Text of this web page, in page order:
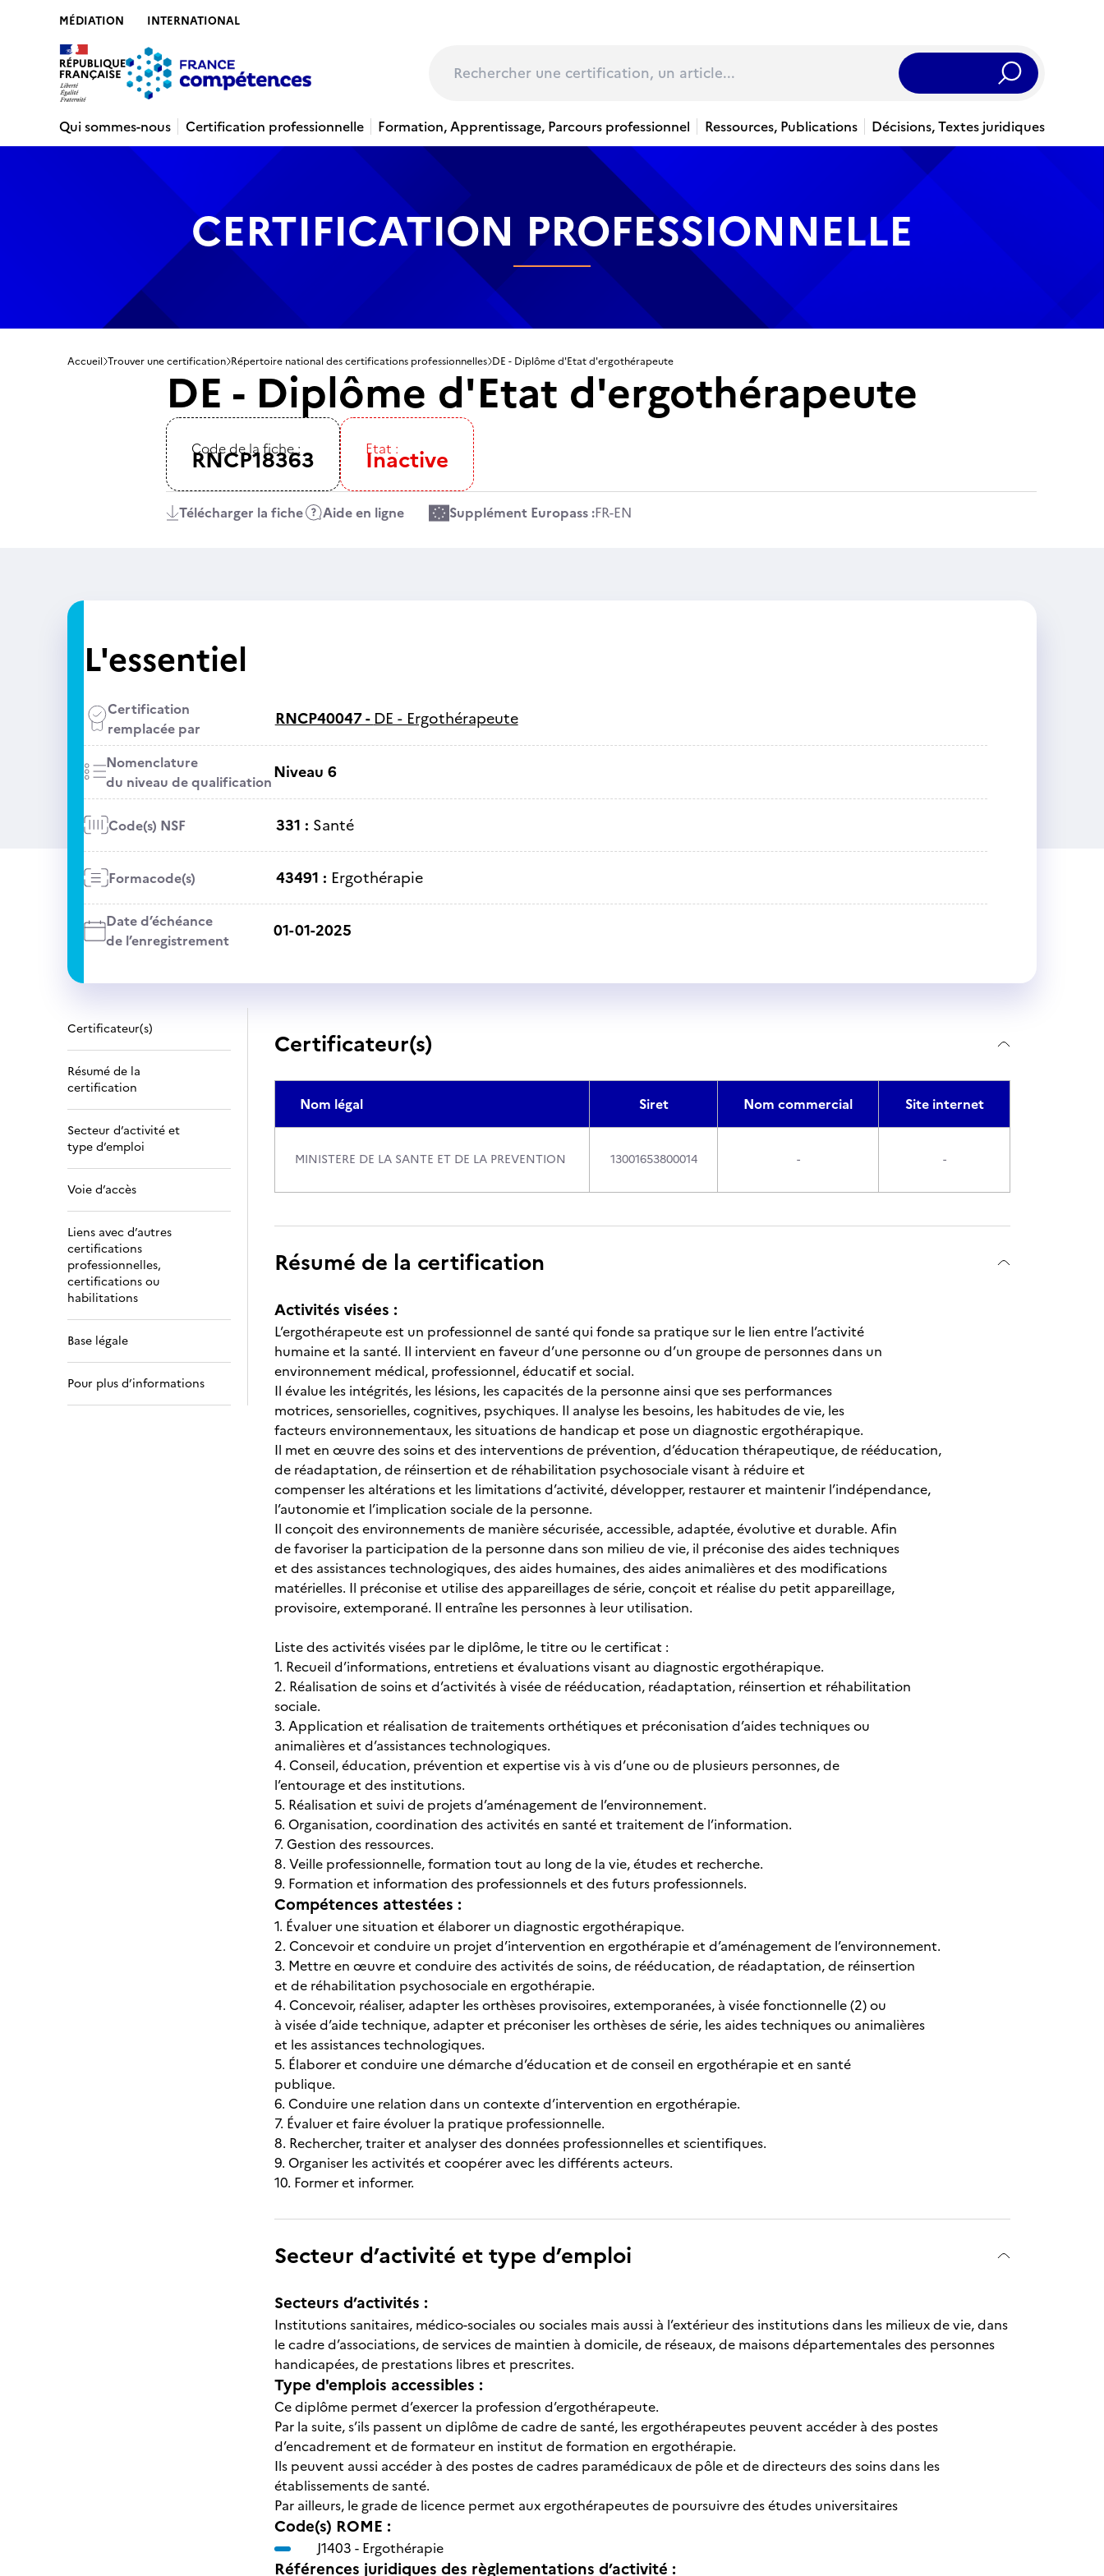
MÉDIATION INTERNATIONAL
Rechercher
Qui sommes-nous
Certification professionnelle Formation, Apprentissage, Parcours professionnel Ressources, Publications Décisions, Textes juridiques
CERTIFICATION PROFESSIONNELLE
Accueil Trouver une certification Répertoire national des certifications professionnelles DE - Diplôme d'Etat d'ergothérapeute
DE - Diplôme d'Etat d'ergothérapeute
Code de la fiche :
RNCP18363 Etat :
Inactive
Télécharger la fiche Aide en ligne Supplément Europass :FR-EN
L'essentiel
Certification
remplacée par
RNCP40047 - DE - Ergothérapeute
Nomenclature
du niveau de qualificationNiveau 6
Code(s) NSF 331 : Santé
Formacode(s) 43491 : Ergothérapie
Date d’échéance
de l’enregistrement
01-01-2025
Certificateur(s)
Résumé de la
certification
Secteur d’activité et
type d’emploi
Voie d’accès
Liens avec d’autres
certifications
professionnelles,
certifications ou
habilitations
Base légale
Pour plus d’informations
Certificateur(s)
Nom légal Siret Nom commercial Site internet
MINISTERE DE LA SANTE ET DE LA PREVENTION 13001653800014 - -
Résumé de la certification
Activités visées :
L’ergothérapeute est un professionnel de santé qui fonde sa pratique sur le lien entre l’activité
humaine et la santé. Il intervient en faveur d’une personne ou d’un groupe de personnes dans un
environnement médical, professionnel, éducatif et social.
Il évalue les intégrités, les lésions, les capacités de la personne ainsi que ses performances
motrices, sensorielles, cognitives, psychiques. Il analyse les besoins, les habitudes de vie, les
facteurs environnementaux, les situations de handicap et pose un diagnostic ergothérapique.
Il met en œuvre des soins et des interventions de prévention, d’éducation thérapeutique, de rééducation,
de réadaptation, de réinsertion et de réhabilitation psychosociale visant à réduire et
compenser les altérations et les limitations d’activité, développer, restaurer et maintenir l’indépendance,
l’autonomie et l’implication sociale de la personne.
Il conçoit des environnements de manière sécurisée, accessible, adaptée, évolutive et durable. Afin
de favoriser la participation de la personne dans son milieu de vie, il préconise des aides techniques
et des assistances technologiques, des aides humaines, des aides animalières et des modifications
matérielles. Il préconise et utilise des appareillages de série, conçoit et réalise du petit appareillage,
provisoire, extemporané. Il entraîne les personnes à leur utilisation.
Liste des activités visées par le diplôme, le titre ou le certificat :
1. Recueil d’informations, entretiens et évaluations visant au diagnostic ergothérapique.
2. Réalisation de soins et d’activités à visée de rééducation, réadaptation, réinsertion et réhabilitation
sociale.
3. Application et réalisation de traitements orthétiques et préconisation d’aides techniques ou
animalières et d’assistances technologiques.
4. Conseil, éducation, prévention et expertise vis à vis d’une ou de plusieurs personnes, de
l’entourage et des institutions.
5. Réalisation et suivi de projets d’aménagement de l’environnement.
6. Organisation, coordination des activités en santé et traitement de l’information.
7. Gestion des ressources.
8. Veille professionnelle, formation tout au long de la vie, études et recherche.
9. Formation et information des professionnels et des futurs professionnels.
Compétences attestées :
1. Évaluer une situation et élaborer un diagnostic ergothérapique.
2. Concevoir et conduire un projet d’intervention en ergothérapie et d’aménagement de l’environnement.
3. Mettre en œuvre et conduire des activités de soins, de rééducation, de réadaptation, de réinsertion
et de réhabilitation psychosociale en ergothérapie.
4. Concevoir, réaliser, adapter les orthèses provisoires, extemporanées, à visée fonctionnelle (2) ou
à visée d’aide technique, adapter et préconiser les orthèses de série, les aides techniques ou animalières
et les assistances technologiques.
5. Élaborer et conduire une démarche d’éducation et de conseil en ergothérapie et en santé
publique.
6. Conduire une relation dans un contexte d’intervention en ergothérapie.
7. Évaluer et faire évoluer la pratique professionnelle.
8. Rechercher, traiter et analyser des données professionnelles et scientifiques.
9. Organiser les activités et coopérer avec les différents acteurs.
10. Former et informer.
Secteur d’activité et type d’emploi
Secteurs d’activités :
Institutions sanitaires, médico-sociales ou sociales mais aussi à l’extérieur des institutions dans les milieux de vie, dans
le cadre d’associations, de services de maintien à domicile, de réseaux, de maisons départementales des personnes
handicapées, de prestations libres et prescrites.
Type d'emplois accessibles :
Ce diplôme permet d’exercer la profession d’ergothérapeute.
Par la suite, s’ils passent un diplôme de cadre de santé, les ergothérapeutes peuvent accéder à des postes
d’encadrement et de formateur en institut de formation en ergothérapie.
Ils peuvent aussi accéder à des postes de cadres paramédicaux de pôle et de directeurs des soins dans les
établissements de santé.
Par ailleurs, le grade de licence permet aux ergothérapeutes de poursuivre des études universitaires
Code(s) ROME :
J1403 - Ergothérapie
Références juridiques des règlementations d’activité :